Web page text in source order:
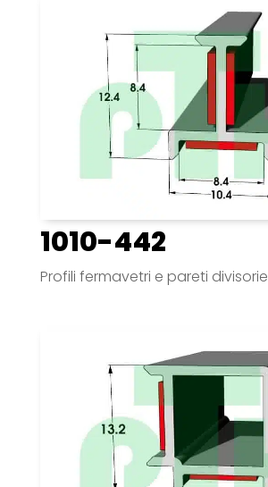
1010-442
Profili fermavetri e pareti divisorie